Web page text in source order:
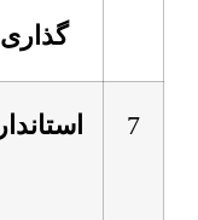
گذاری
7